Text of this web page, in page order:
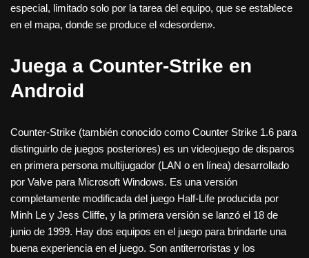
especial, limitado solo por la tarea del equipo, que se establece
en el mapa, donde se produce el «desorden».
Juega a Counter-Strike en
Android
Counter-Strike (también conocido como Counter Strike 1.6 para
distinguirlo de juegos posteriores) es un videojuego de disparos
en primera persona multijugador (LAN o en línea) desarrollado
por Valve para Microsoft Windows. Es una versión
completamente modificada del juego Half-Life producida por
Minh Le y Jess Cliffe, y la primera versión se lanzó el 18 de
junio de 1999. Hay dos equipos en el juego para brindarte una
buena experiencia en el juego. Son antiterroristas y los